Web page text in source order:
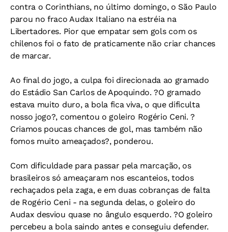
contra o Corinthians, no último domingo, o São Paulo
parou no fraco Audax Italiano na estréia na
Libertadores. Pior que empatar sem gols com os
chilenos foi o fato de praticamente não criar chances
de marcar.
Ao final do jogo, a culpa foi direcionada ao gramado
do Estádio San Carlos de Apoquindo. ?O gramado
estava muito duro, a bola fica viva, o que dificulta
nosso jogo?, comentou o goleiro Rogério Ceni. ?
Criamos poucas chances de gol, mas também não
fomos muito ameaçados?, ponderou.
Com dificuldade para passar pela marcação, os
brasileiros só ameaçaram nos escanteios, todos
rechaçados pela zaga, e em duas cobranças de falta
de Rogério Ceni - na segunda delas, o goleiro do
Audax desviou quase no ângulo esquerdo. ?O goleiro
percebeu a bola saindo antes e conseguiu defender.